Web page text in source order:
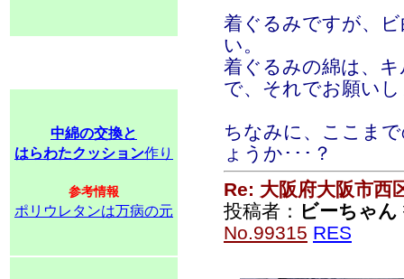
中綿の交換と
はらわたクッション作り
参考情報
ポリウレタンは万病の元
着ぐるみですが、
い。
着ぐるみの綿は、
で、それでお願い
ちなみに、ここま
ょうか･･･？
Re: 大阪府大阪市西
投稿者： ビーちゃん
No.99315 RES